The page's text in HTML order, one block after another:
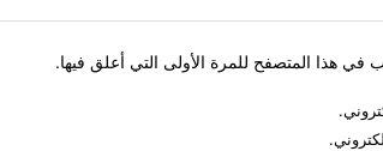
في هذا المتصفح للمرة الأولى التي أعلق فيها.